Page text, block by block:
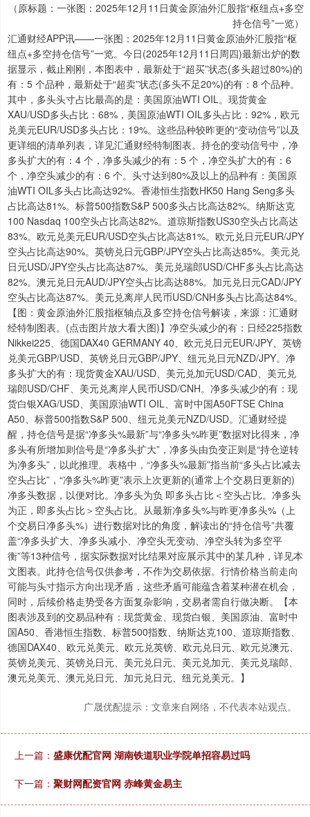
（原标题：一张图：2025年12月11日黄金原油外汇股指“枢纽点+多空
持仓信号”一览）
汇通财经APP讯——一张图：2025年12月11日黄金原油外汇股指“枢
纽点+多空持仓信号”一览。今日(2025年12月11日周四)最新出炉的数
据显示，截止刚刚，本图表中，最新处于“超买”状态(多头超过80%)的
有：5 个品种，最新处于“超卖”状态(多头不足20%)的有：8 个品种。
其中，多头头寸占比最高的是：美国原油WTI OIL。现货黄金
XAU/USD多头占比：68%，美国原油WTI OIL多头占比：92%，欧元
兑美元EUR/USD多头占比：19%。这些品种较昨更的“变动信号”以及
更详细的清单列表，详见汇通财经特制图表。持仓的变动信号中，净
多头扩大的有：4 个，净多头减少的有：5 个，净空头扩大的有：6
个，净空头减少的有：6 个。头寸达到80%及以上的品种有：美国原
油WTI OIL多头占比高达92%。香港恒生指数HK50 Hang Seng多头
占比高达81%。标普500指数S&P 500多头占比高达82%。纳斯达克
100 Nasdaq 100空头占比高达82%。道琼斯指数US30空头占比高达
83%。欧元兑美元EUR/USD空头占比高达81%。欧元兑日元EUR/JPY
空头占比高达90%。英镑兑日元GBP/JPY空头占比高达85%。美元兑
日元USD/JPY空头占比高达87%。美元兑瑞郎USD/CHF多头占比高达
82%。澳元兑日元AUD/JPY空头占比高达88%。加元兑日元CAD/JPY
空头占比高达87%。美元兑离岸人民币USD/CNH多头占比高达84%。
【图：黄金原油外汇股指枢轴点及多空持仓信号解读，来源：汇通财
经特制图表。(点击图片放大看大图)】净空头减少的有：日经225指数
Nikkei225、德国DAX40 GERMANY 40、欧元兑日元EUR/JPY、英镑
兑美元GBP/USD、英镑兑日元GBP/JPY、纽元兑日元NZD/JPY。净
多头扩大的有：现货黄金XAU/USD、美元兑加元USD/CAD、美元兑
瑞郎USD/CHF、美元兑离岸人民币USD/CNH。净多头减少的有：现
货白银XAG/USD、美国原油WTI OIL、富时中国A50FTSE China
A50、标普500指数S&P 500、纽元兑美元NZD/USD。汇通财经提
醒，持仓信号是据“净多头%最新”与“净多头%昨更”数据对比得来，净
多头有所增加则信号是“净多头扩大”，净多头由负变正则是“持仓逆转
为净多头”，以此推理。表格中，“净多头%最新”指当前“多头占比减去
空头占比”，“净多头%昨更”表示上次更新的(通常上个交易日更新的)
净多头数据，以便对比。净多头为负 即多头占比＜空头占比。净多头
为正，即多头占比＞空头占比。从最新净多头%与昨更净多头%（上
个交易日净多头%）进行数据对比的角度，解读出的“持仓信号”共覆
盖“净多头扩大、净多头减小、净空头无变动、净空头转为多空平
衡”等13种信号，据实际数据对比结果对应展示其中的某几种，详见本
文图表。此持仓信号仅供参考，不作为交易依据。行情价格当前走向
可能与头寸指示方向出现矛盾，这些矛盾可能蕴含着某种潜在机会，
同时，后续价格走势受各方面复杂影响，交易者需自行做决断。【本
图表涉及到的交易品种有：现货黄金、现货白银、美国原油、富时中
国A50、香港恒生指数、标普500指数、纳斯达克100、道琼斯指数、
德国DAX40、欧元兑美元、欧元兑英镑、欧元兑日元、欧元兑澳元、
英镑兑美元、英镑兑日元、美元兑日元、美元兑加元、美元兑瑞郎、
澳元兑美元、澳元兑日元、加元兑日元、纽元兑美元。】
广晟优配提示：文章来自网络，不代表本站观点。
上一篇： 盛康优配官网 湖南铁道职业学院单招容易过吗
下一篇： 聚财网配资官网 赤峰黄金易主